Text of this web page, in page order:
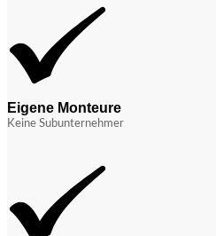
Eigene Monteure
Keine Subunternehmer